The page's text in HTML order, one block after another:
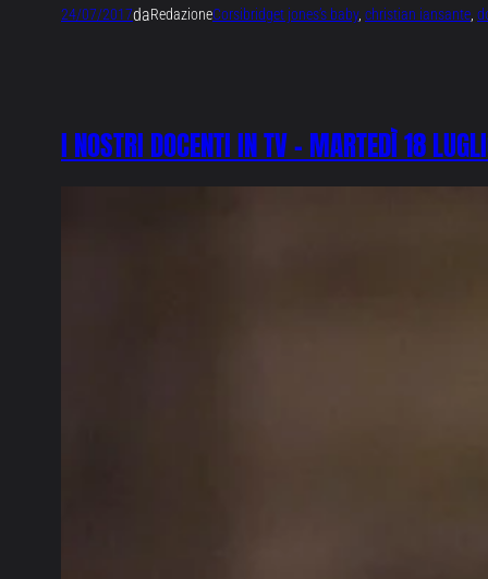
24/07/2017daRedazioneCorsibridget jones’s baby, christian iansante,
I NOSTRI DOCENTI IN TV – MARTEDÌ 18